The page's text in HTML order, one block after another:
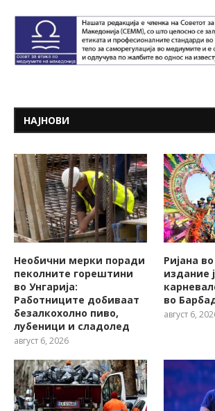
НАЈНОВИ
Необични мерки поради
пеколните горештини
во Унгарија:
Работниците добиваат
безалкохолно пиво,
лубеници и сладолед
август 6, 2026
Ријана
издание
во
август 6,